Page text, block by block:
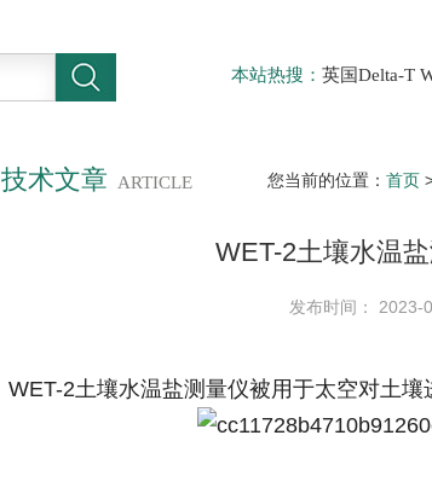
本站热搜： 英国Delta-T
技术文章 ARTICLE 您当前的位置： 首页
WET-2土壤水温
发布时间：
WET-2土壤水温盐测量仪被用于太空对土壤